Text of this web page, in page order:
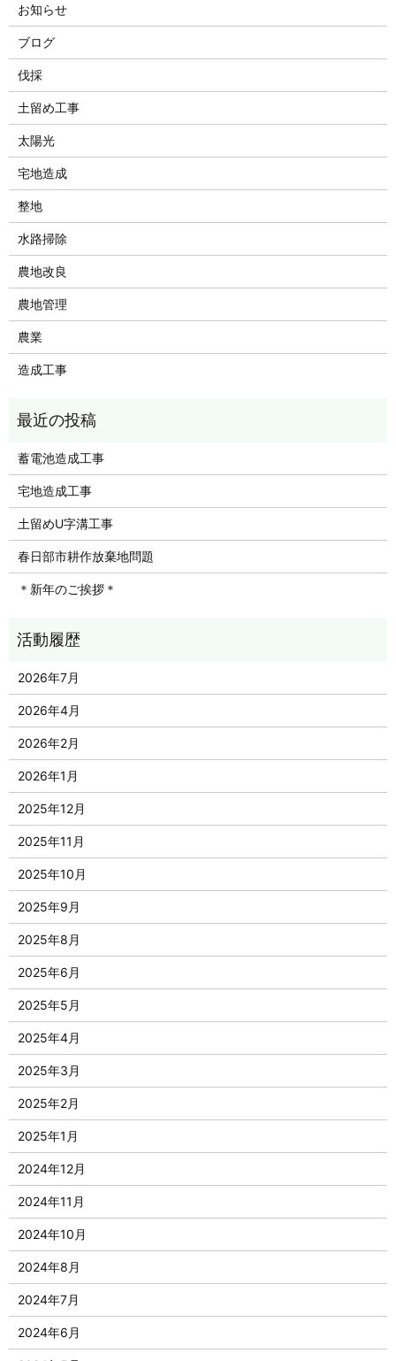
お知らせ
ブログ
伐採
土留め工事
太陽光
宅地造成
整地
水路掃除
農地改良
農地管理
農業
造成工事
蓄電池造成工事
宅地造成工事
土留めU字溝工事
春日部市耕作放棄地問題
＊新年のご挨拶＊
2026年7月
2026年4月
2026年2月
2026年1月
2025年12月
2025年11月
2025年10月
2025年9月
2025年8月
2025年6月
2025年5月
2025年4月
2025年3月
2025年2月
2025年1月
2024年12月
2024年11月
2024年10月
2024年8月
2024年7月
2024年6月